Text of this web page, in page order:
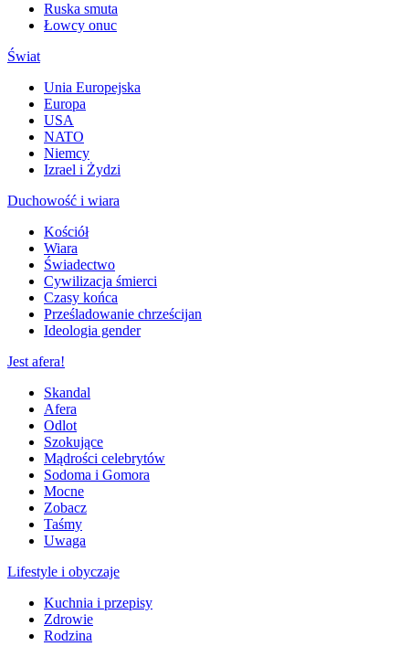
Ruska smuta
Łowcy onuc
Świat
Unia Europejska
Europa
USA
NATO
Niemcy
Izrael i Żydzi
Duchowość i wiara
Kościół
Wiara
Świadectwo
Cywilizacja śmierci
Czasy końca
Prześladowanie chrześcijan
Ideologia gender
Jest afera!
Skandal
Afera
Odlot
Szokujące
Mądrości celebrytów
Sodoma i Gomora
Mocne
Zobacz
Taśmy
Uwaga
Lifestyle i obyczaje
Kuchnia i przepisy
Zdrowie
Rodzina